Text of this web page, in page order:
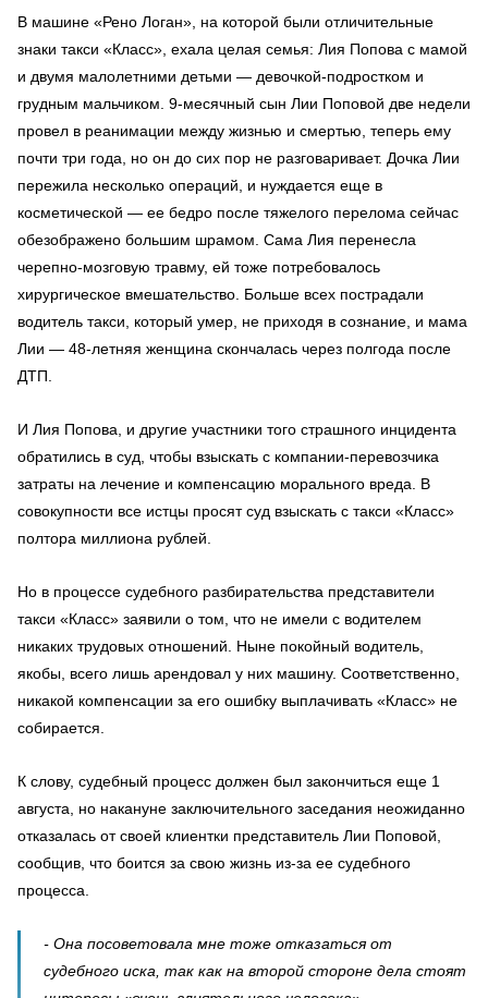
В машине «Рено Логан», на которой были отличительные
знаки такси «Класс», ехала целая семья: Лия Попова с мамой
и двумя малолетними детьми — девочкой-подростком и
грудным мальчиком. 9-месячный сын Лии Поповой две недели
провел в реанимации между жизнью и смертью, теперь ему
почти три года, но он до сих пор не разговаривает. Дочка Лии
пережила несколько операций, и нуждается еще в
косметической — ее бедро после тяжелого перелома сейчас
обезображено большим шрамом. Сама Лия перенесла
черепно-мозговую травму, ей тоже потребовалось
хирургическое вмешательство. Больше всех пострадали
водитель такси, который умер, не приходя в сознание, и мама
Лии — 48-летняя женщина скончалась через полгода после
ДТП.
И Лия Попова, и другие участники того страшного инцидента
обратились в суд, чтобы взыскать с компании-перевозчика
затраты на лечение и компенсацию морального вреда. В
совокупности все истцы просят суд взыскать с такси «Класс»
полтора миллиона рублей.
Но в процессе судебного разбирательства представители
такси «Класс» заявили о том, что не имели с водителем
никаких трудовых отношений. Ныне покойный водитель,
якобы, всего лишь арендовал у них машину. Соответственно,
никакой компенсации за его ошибку выплачивать «Класс» не
собирается.
К слову, судебный процесс должен был закончиться еще 1
августа, но накануне заключительного заседания неожиданно
отказалась от своей клиентки представитель Лии Поповой,
сообщив, что боится за свою жизнь из-за ее судебного
процесса.
- Она посоветовала мне тоже отказаться от
судебного иска, так как на второй стороне дела стоят